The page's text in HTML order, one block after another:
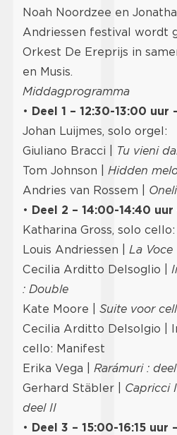
Noah Noordzee en
Andriessen festival wordt
Orkest De Ereprijs in
en Musis.
Middagprogramma
• Deel 1 – 12:30-13:00 uur
Johan Luijmes, solo orgel:
Giuliano Bracci |
Tu vieni
Tom Johnson | Hidden
Andries van Rossem |
• Deel 2 – 14:00-14:40 uur
Katharina Gross, solo cello:
Louis Andriessen |
La Voce
Cecilia Arditto Delsoglio |
: Double
Kate Moore | Suite voor
Cecilia Arditto Delsolgio |
cello: Manifest
Erika Vega | Rarámuri :
Gerhard Stäbler |
Capricci
deel II
• Deel 3 – 15:00-16:15 uur